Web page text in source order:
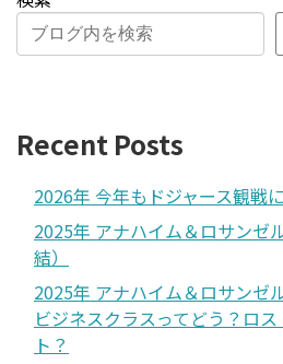
Recent Posts
2026年 今年もドジャース観戦
2025年 アナハイム＆ロサンゼ
結）
2025年 アナハイム＆ロサン
ビジネスクラスってどう？ロ
ト？